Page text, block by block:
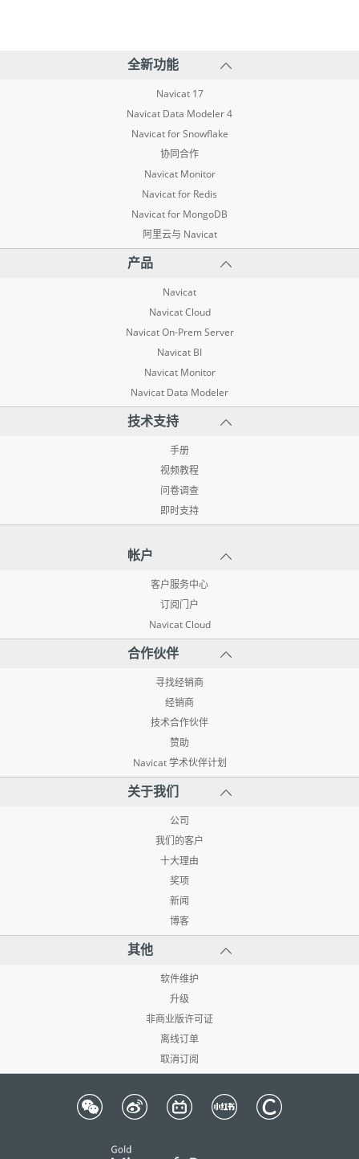
全新功能
Navicat 17
Navicat Data Modeler 4
Navicat for Snowflake
协同合作
Navicat Monitor
Navicat for Redis
Navicat for MongoDB
阿里云与 Navicat
产品
Navicat
Navicat Cloud
Navicat On-Prem Server
Navicat BI
Navicat Monitor
Navicat Data Modeler
技术支持
手册
视频教程
问卷调查
即时支持
帐户
客户服务中心
订阅门户
Navicat Cloud
合作伙伴
寻找经销商
经销商
技术合作伙伴
赞助
Navicat 学术伙伴计划
关于我们
公司
我们的客户
十大理由
奖项
新闻
博客
其他
软件维护
升级
非商业版许可证
离线订单
取消订阅